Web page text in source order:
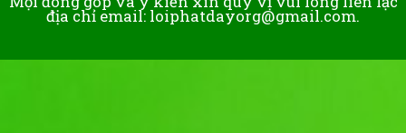
địa chỉ email: loiphatdayorg@gmail.com.